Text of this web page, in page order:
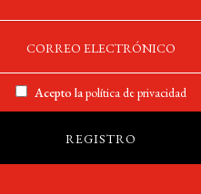
Acepto lapolítica de privacidad